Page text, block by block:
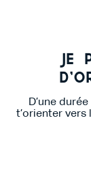
Je
D’une
t’orienter